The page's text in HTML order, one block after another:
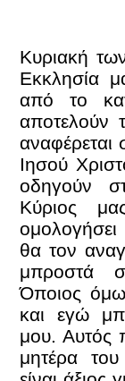
Κυριακή
Εκκλησία
από το
αποτελούν
αναφέρεται
Ιησού
οδηγούν
Κύριος
θα τον
μπροστά
Όποιος
και εγώ
μου. Αυτός
μητέρα